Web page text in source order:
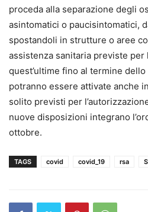
proceda alla separazione degli
asintomatici o paucisintomatici,
spostandoli in strutture o aree
assistenza sanitaria previste
quest’ultime fino al termine
potranno essere attivate anche
solito previsti per
nuove disposizioni integrano
ottobre.
TAGS covid covid_19 rsa